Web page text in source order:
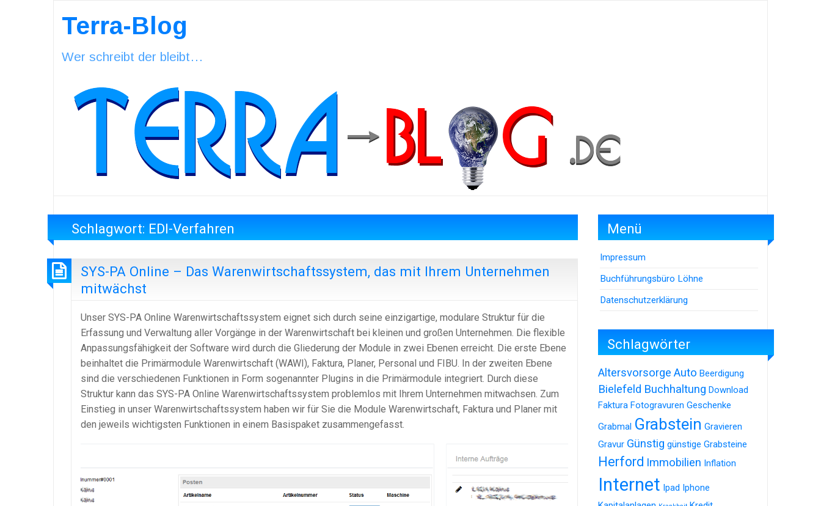
Terra-Blog
Wer schreibt der bleibt…
Schlagwort: EDI-Verfahren
SYS-PA Online – Das Warenwirtschaftssystem, das mit Ihrem Unternehmen
mitwächst
Unser SYS-PA Online Warenwirtschaftssystem eignet sich durch seine einzigartige, modulare Struktur für die
Erfassung und Verwaltung aller Vorgänge in der Warenwirtschaft bei kleinen und großen Unternehmen. Die flexible
Anpassungsfähigkeit der Software wird durch die Gliederung der Module in zwei Ebenen erreicht. Die erste Ebene
beinhaltet die Primärmodule Warenwirtschaft (WAWI), Faktura, Planer, Personal und FIBU. In der zweiten Ebene
sind die verschiedenen Funktionen in Form sogenannter Plugins in die Primärmodule integriert. Durch diese
Struktur kann das SYS-PA Online Warenwirtschaftssystem problemlos mit Ihrem Unternehmen mitwachsen. Zum
Einstieg in unser Warenwirtschaftssystem haben wir für Sie die Module Warenwirtschaft, Faktura und Planer mit
den jeweils wichtigsten Funktionen in einem Basispaket zusammengefasst.
Menü
Impressum
Buchführungsbüro Löhne
Datenschutzerklärung
Schlagwörter
Altersvorsorge Auto Beerdigung
Bielefeld Buchhaltung Download
Faktura Fotogravuren Geschenke
Grabmal Grabstein Gravieren
Gravur Günstig günstige Grabsteine
Herford Immobilien Inflation
Internet Ipad Iphone